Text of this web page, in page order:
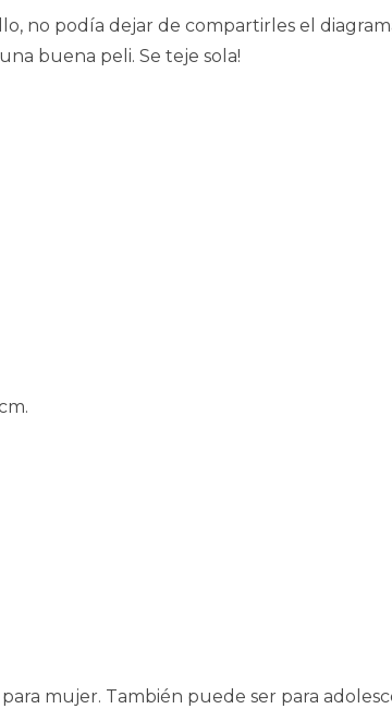
no podía dejar de compartirles el
buena peli. Se teje sola!
mujer. También puede ser para